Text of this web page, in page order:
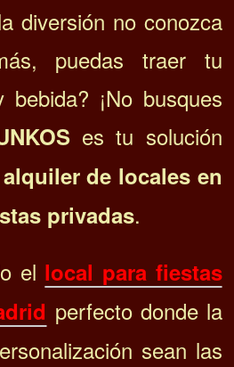
diversión no conozca
puedas traer tu
¡No busques
es tu solución
alquiler de locales en
privadas.
el local para fiestas
perfecto donde la
sean las